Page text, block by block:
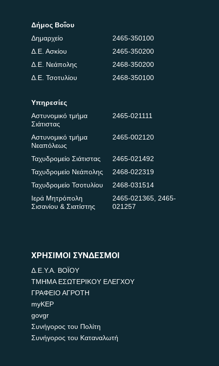
Δήμος Βοΐου
Δημαρχείο
2465-350100
Δ.Ε. Ασκίου
2465-350200
Δ.Ε. Νεάπολης
2468-350200
Δ.Ε. Τσοτυλίου
2468-350100
Υπηρεσίες
Αστυνομικό τμήμα
Σιάτιστας
2465-021111
Αστυνομικό τμήμα
Νεαπόλεως
2465-002120
Ταχυδρομείο Σιάτιστας
2465-021492
Ταχυδρομείο Νεάπολης
2468-022319
Ταχυδρομείο Τσοτυλίου
2468-031514
Ιερά Μητρόπολη
Σισανίου & Σιατίστης
2465-021365, 2465-
021257
ΧΡΗΣΙΜΟΙ ΣΥΝΔΕΣΜΟΙ
Δ.Ε.Υ.Α. ΒΟΪΟΥ
ΤΜΗΜΑ ΕΣΩΤΕΡΙΚΟΥ ΕΛΕΓΧΟΥ
ΓΡΑΦΕΙΟ ΑΓΡΟΤΗ
myKEP
govgr
Συνήγορος του Πολίτη
Συνήγορος του Καταναλωτή